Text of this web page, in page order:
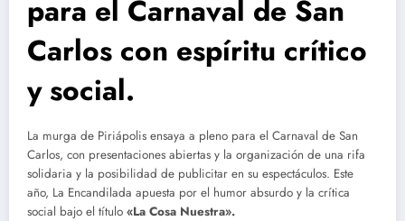
para el Carnaval de San
Carlos con espíritu crítico
y social.
La murga de Piriápolis ensaya a pleno para el Carnaval de San
Carlos, con presentaciones abiertas y la organización de una rifa
solidaria y la posibilidad de publicitar en su espectáculos. Este
año, La Encandilada apuesta por el humor absurdo y la crítica
social bajo el título «La Cosa Nuestra».